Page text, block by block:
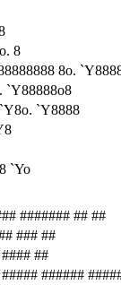
8
8o.
`Y88888o8
`Y8888
`Yo
####### ## ##
### ##
##
######